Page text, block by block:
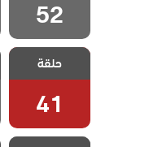
52
مسلسل لا تترك
يدي مدبلج
الحلقة 41
حلقة
41
مسلسل لا تترك